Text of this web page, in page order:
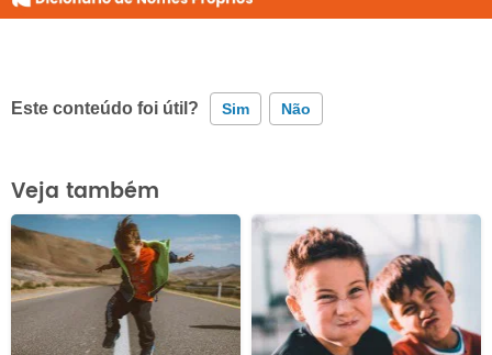
Este conteúdo foi útil? Sim Não
Este conteúdo contém informação incorreta
Este conteúdo não tem a informação que procuro
Outro
Veja também